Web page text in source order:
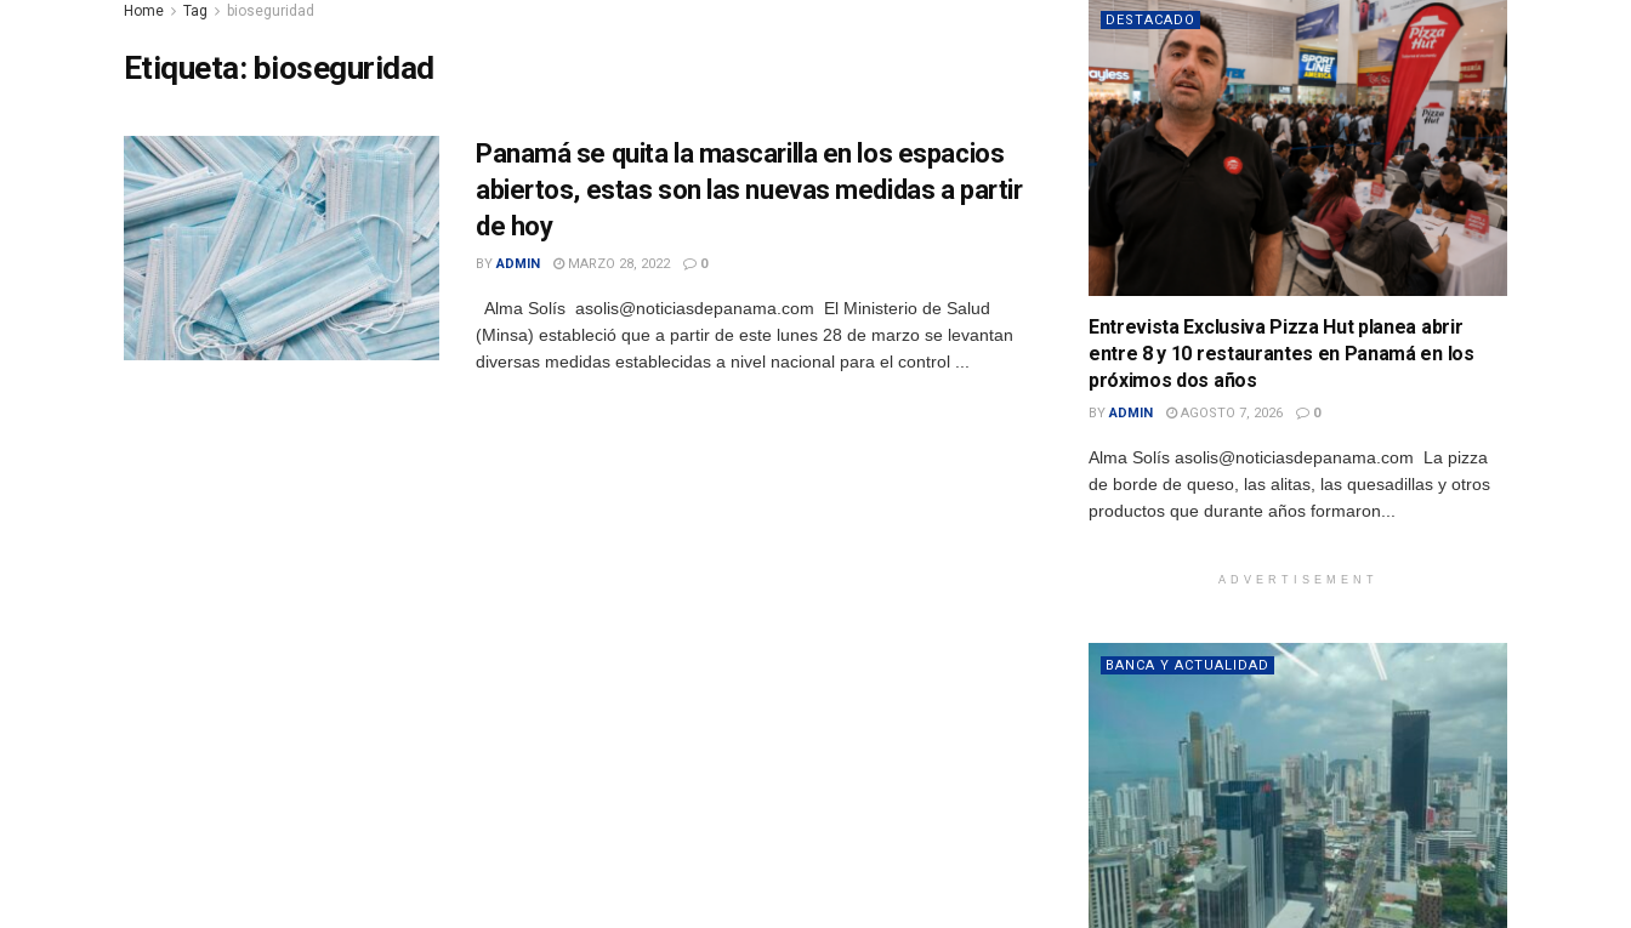
Home Tag bioseguridad
Etiqueta: bioseguridad
Panamá se quita la mascarilla en los espacios
abiertos, estas son las nuevas medidas a partir
de hoy
BY ADMIN MARZO 28, 2022 0
Alma Solís asolis@noticiasdepanama.com El Ministerio de Salud
(Minsa) estableció que a partir de este lunes 28 de marzo se levantan
diversas medidas establecidas a nivel nacional para el control ...
DESTACADO
Entrevista Exclusiva Pizza Hut planea abrir
entre 8 y 10 restaurantes en Panamá en los
próximos dos años
BY ADMIN AGOSTO 7, 2026 0
Alma Solís asolis@noticiasdepanama.com La pizza
de borde de queso, las alitas, las quesadillas y otros
productos que durante años formaron...
ADVERTISEMENT
BANCA Y ACTUALIDAD